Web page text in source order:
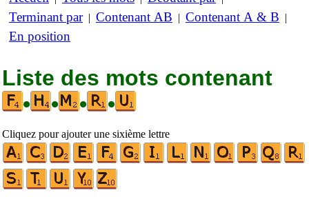
Terminant par| Contenant AB | Contenant A & B |
En position
Liste des mots contenant
•
• • •
Cliquez pour ajouter une sixième lettre